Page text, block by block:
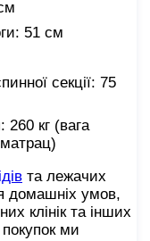
51 см
секції: 75
кг (вага
матрац)
та лежачих
домашніх умов,
клінік та інших
ми